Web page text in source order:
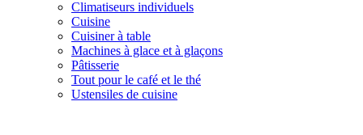
Climatiseurs individuels
Cuisine
Cuisiner à table
Machines à glace et à glaçons
Pâtisserie
Tout pour le café et le thé
Ustensiles de cuisine